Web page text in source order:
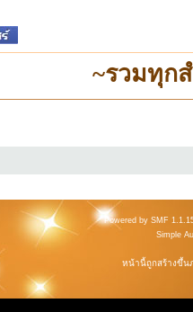
~รวมทุก
Powered by SMF
Simple
หน้านี้ถูกสร้างขึ้น